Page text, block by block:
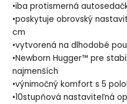
•iba protismerná
•poskytuje obrovský
cm
•vytvorená na dlhodobé
•Newborn Hugger™ pre
najmenších
•výnimočný komfort s 5
•10stupňová nastaviteľná